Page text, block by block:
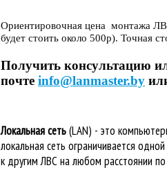
Ориентировочная цена монтажа
будет стоить около 500р). Точная
Получить консультацию
почте info@lanmaster.by
Локальная сеть(LAN) - это
локальная сеть ограничивается
к другим ЛВС на любом расстоянии